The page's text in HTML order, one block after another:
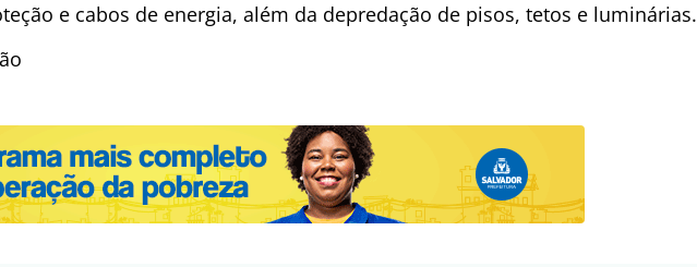
e cabos de energia, além da depredação de pisos, tetos e luminárias.